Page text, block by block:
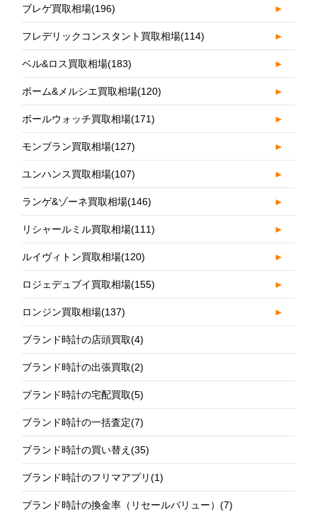
ブレゲ買取相場(196) ►
フレデリックコンスタント買取相場(114) ►
ベル&ロス買取相場(183) ►
ボーム&メルシエ買取相場(120) ►
ボールウォッチ買取相場(171) ►
モンブラン買取相場(127) ►
ユンハンス買取相場(107) ►
ランゲ&ゾーネ買取相場(146) ►
リシャールミル買取相場(111) ►
ルイヴィトン買取相場(120) ►
ロジェデュブイ買取相場(155) ►
ロンジン買取相場(137) ►
ブランド時計の店頭買取(4)
ブランド時計の出張買取(2)
ブランド時計の宅配買取(5)
ブランド時計の一括査定(7)
ブランド時計の買い替え(35)
ブランド時計のフリマアプリ(1)
ブランド時計の換金率（リセールバリュー）(7)